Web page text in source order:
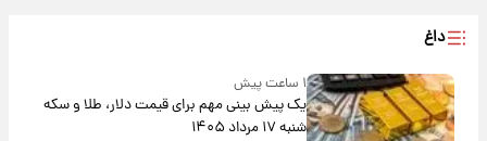
داغ
۱ ساعت پیش
یک پیش ‌بینی مهم برای قیمت دلار، طلا و سکه
شنبه ۱۷ مرداد ۱۴۰۵